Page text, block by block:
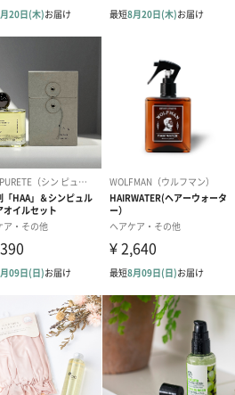
や沈殿物が発生することがありますが、 製
全性には問題ありません。
影響により変色する場合がありますが、品
りません。
ンヒーターを使用中の部屋で使用しないで
火不良や、途中消火の原因となる場合が
プション情報
ン